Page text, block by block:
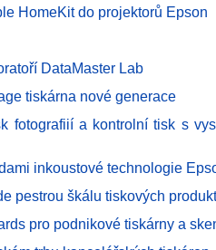
HomeKit do projektorů Epson
DataMaster Lab
tiskárna nové generace
fotografiií a kontrolní tisk s
inkoustové technologie
pestrou škálu tiskových
pro podnikové tiskárny a